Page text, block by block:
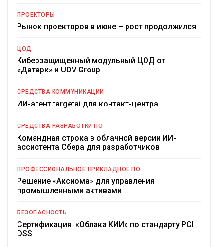
ПРОЕКТОРЫ
Рынок проекторов в июне – рост продолжился
ЦОД
Киберзащищенный модульный ЦОД от
«Датарк» и UDV Group
СРЕДСТВА КОММУНИКАЦИИ
ИИ-агент targetai для контакт-центра
СРЕДСТВА РАЗРАБОТКИ ПО
Командная строка в облачной версии ИИ-
ассистента Сбера для разработчиков
ПРОФЕССИОНАЛЬНОЕ ПРИКЛАДНОЕ ПО
Решение «Аксиома» для управления
промышленными активами
БЕЗОПАСНОСТЬ
Сертификация «Облака КИИ» по стандарту PCI
DSS